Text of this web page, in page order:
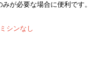
が必要な場合に便利です。
ミシンなし